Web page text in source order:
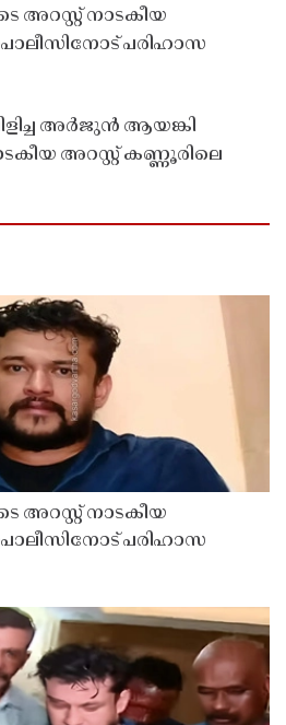
നാടകീയ
പരിഹാസ
അർജുൻ ആയങ്കി
അറസ്റ്റ് കണ്ണൂരിലെ
നാടകീയ
പരിഹാസ